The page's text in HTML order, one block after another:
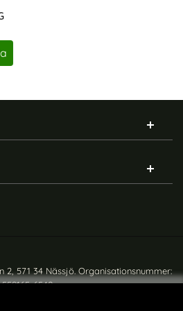
och länkar
2, 571 34 Nässjö. Organisationsnummer:
559165-6540